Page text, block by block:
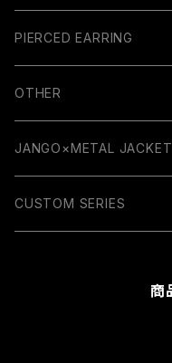
PIERCED EARRING
OTHER
GUITAR PARTS
RUBBER COLLECTION
JANGO×METAL JACKET
WALLET
CUSTOM SERIES
商